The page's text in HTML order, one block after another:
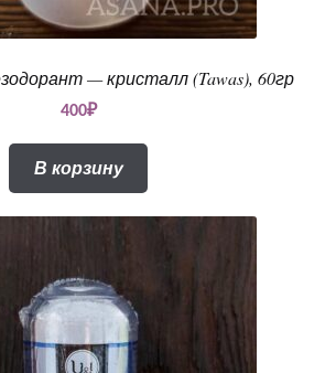
— кристалл (Tawas), 60гр
400₽
В корзину